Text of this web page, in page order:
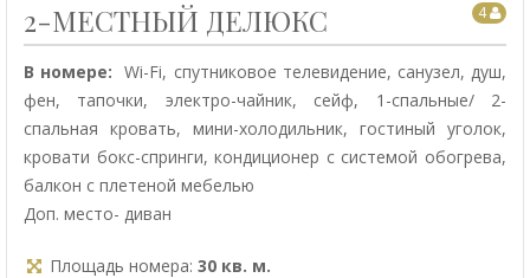
4
2-МЕСТНЫЙ ДЕЛЮКС
В номере:Wi-Fi, спутниковое телевидение, санузел, душ,
фен, тапочки, электро-чайник, сейф, 1-спальные/ 2-
спальная кровать, мини-холодильник, гостиный уголок,
кровати бокс-спринги, кондиционер с системой обогрева,
балкон с плетеной мебелью
Доп. место- диван
Площадь номера: 30 кв. м.